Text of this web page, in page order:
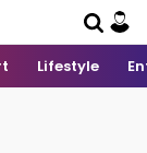
Lifestyle